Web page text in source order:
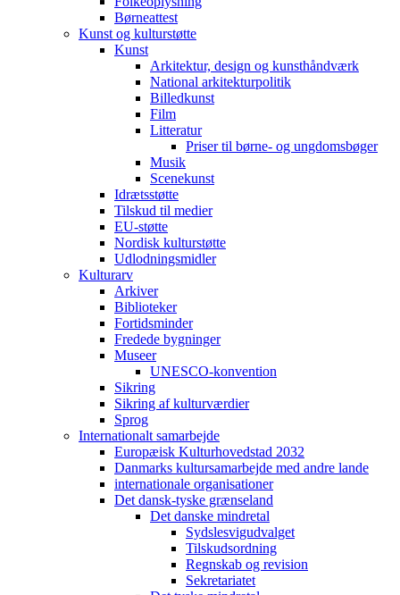
Børneattest
Kunst og kulturstøtte
Kunst
Arkitektur, design og kunsthåndværk
National arkitekturpolitik
Billedkunst
Film
Litteratur
Priser til børne- og ungdomsbøger
Musik
Scenekunst
Idrætsstøtte
Tilskud til medier
EU-støtte
Nordisk kulturstøtte
Udlodningsmidler
Kulturarv
Arkiver
Biblioteker
Fortidsminder
Fredede bygninger
Museer
UNESCO-konvention
Sikring
Sikring af kulturværdier
Sprog
Internationalt samarbejde
Europæisk Kulturhovedstad 2032
Danmarks kultursamarbejde med andre lande
internationale organisationer
Det dansk-tyske grænseland
Det danske mindretal
Sydslesvigudvalget
Tilskudsordning
Regnskab og revision
Sekretariatet